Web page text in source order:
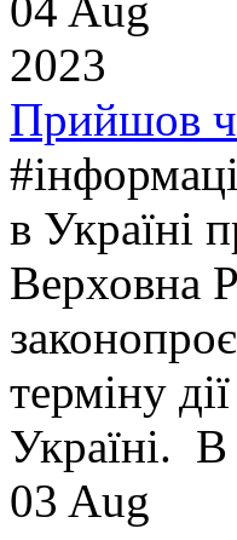
2023
Прийшов
в Україні
Верховна
терміну
Україні. В
03 Aug